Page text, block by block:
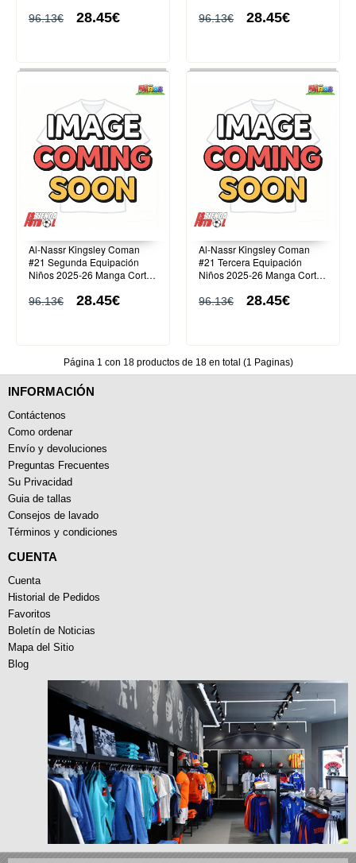
96.13€ 28.45€ 96.13€ 28.45€
Al-Nassr Kingsley Coman
#21 Segunda Equipación
Niños 2025-26 Manga Corta
96.13€ 28.45€
Al-Nassr Kingsley Coman
#21 Tercera Equipación
Niños 2025-26 Manga Corta
96.13€ 28.45€
Página 1 con 18 productos de 18 en total (1 Paginas)
INFORMACIÓN
Contáctenos
Como ordenar
Envío y devoluciones
Preguntas Frecuentes
Su Privacidad
Guia de tallas
Consejos de lavado
Términos y condiciones
CUENTA
Cuenta
Historial de Pedidos
Favoritos
Boletín de Noticias
Mapa del Sitio
Blog